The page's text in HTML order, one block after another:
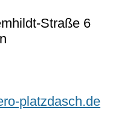
Straße 6
platzdasch.de